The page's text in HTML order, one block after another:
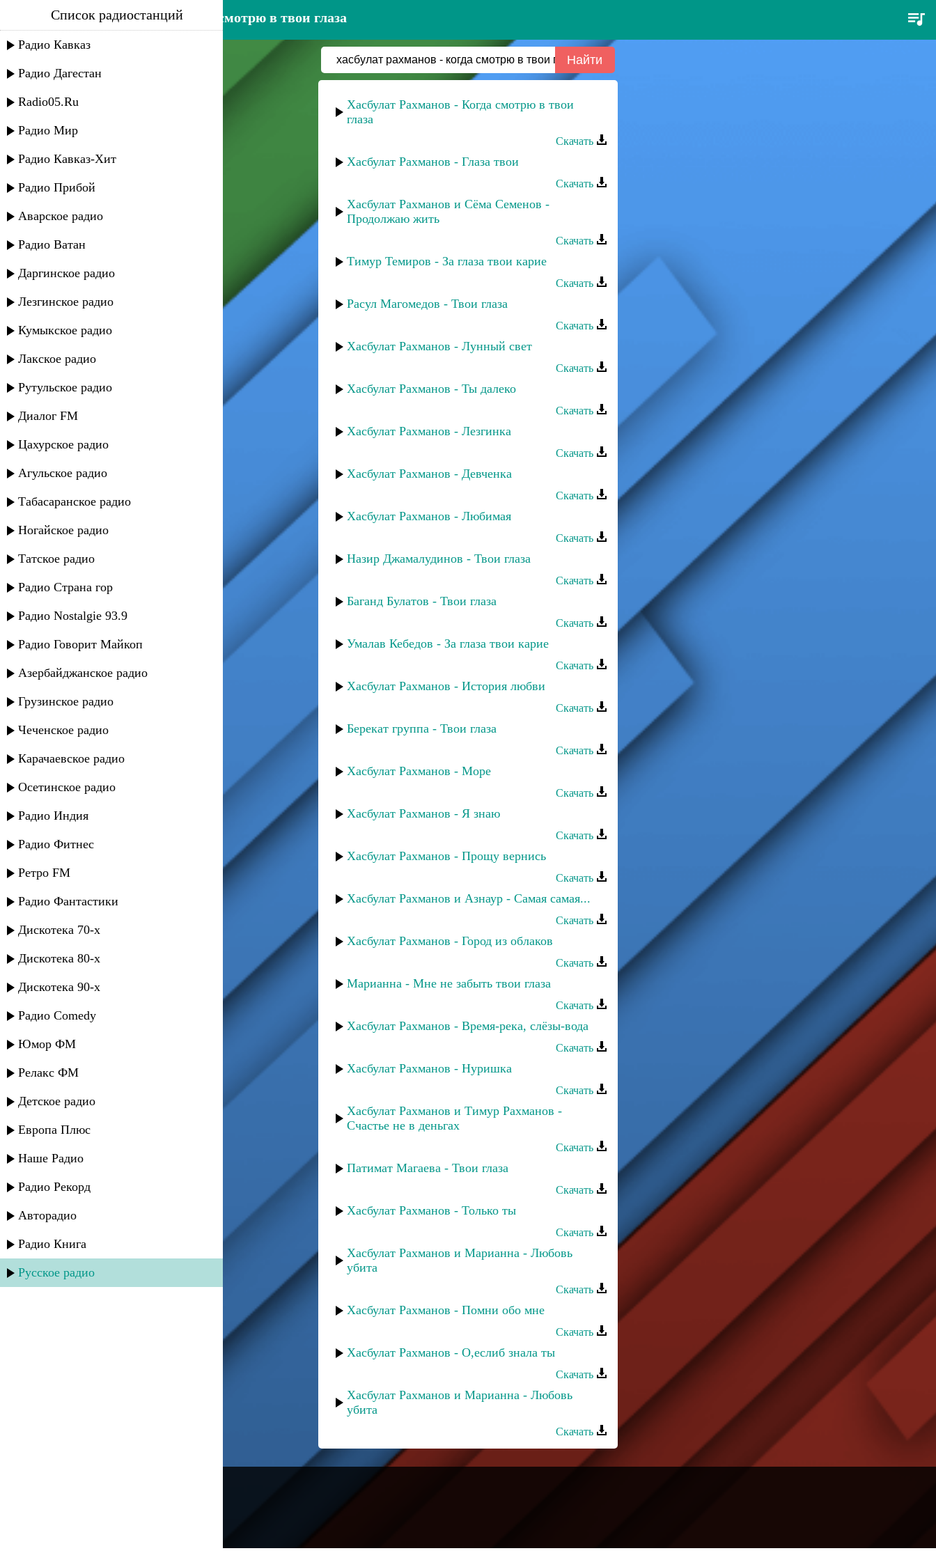
хасбулат рахманов - когда смотрю в твои глаза
Список радиостанций
Радио Кавказ
Радио Дагестан
Radio05.Ru
Радио Мир
Радио Кавказ-Хит
Радио Прибой
Аварское радио
Радио Ватан
Даргинское радио
Лезгинское радио
Кумыкское радио
Лакское радио
Рутульское радио
Диалог FM
Цахурское радио
Агульское радио
Табасаранское радио
Ногайское радио
Татское радио
Радио Страна гор
Радио Nostalgie 93.9
Радио Говорит Майкоп
Азербайджанское радио
Грузинское радио
Чеченское радио
Карачаевское радио
Осетинское радио
Радио Индия
Радио Фитнес
Ретро FM
Радио Фантастики
Дискотека 70-х
Дискотека 80-х
Дискотека 90-х
Радио Comedy
Юмор ФМ
Релакс ФМ
Детское радио
Европа Плюс
Наше Радио
Радио Рекорд
Авторадио
Радио Книга
Русское радио
Хасбулат Рахманов - Когда смотрю в твои
глаза
Скачать
Хасбулат Рахманов - Глаза твои
Скачать
Хасбулат Рахманов и Сёма Семенов -
Продолжаю жить
Скачать
Тимур Темиров - За глаза твои карие
Скачать
Расул Магомедов - Твои глаза
Скачать
Хасбулат Рахманов - Лунный свет
Скачать
Хасбулат Рахманов - Ты далеко
Скачать
Хасбулат Рахманов - Лезгинка
Скачать
Хасбулат Рахманов - Девченка
Скачать
Хасбулат Рахманов - Любимая
Скачать
Назир Джамалудинов - Твои глаза
Скачать
Баганд Булатов - Твои глаза
Скачать
Умалав Кебедов - За глаза твои карие
Скачать
Хасбулат Рахманов - История любви
Скачать
Берекат группа - Твои глаза
Скачать
Хасбулат Рахманов - Море
Скачать
Хасбулат Рахманов - Я знаю
Скачать
Хасбулат Рахманов - Прощу вернись
Скачать
Хасбулат Рахманов и Азнаур - Самая самая...
Скачать
Хасбулат Рахманов - Город из облаков
Скачать
Марианна - Мне не забыть твои глаза
Скачать
Хасбулат Рахманов - Время-река, слёзы-вода
Скачать
Хасбулат Рахманов - Нуришка
Скачать
Хасбулат Рахманов и Тимур Рахманов -
Счастье не в деньгах
Скачать
Патимат Магаева - Твои глаза
Скачать
Хасбулат Рахманов - Только ты
Скачать
Хасбулат Рахманов и Марианна - Любовь
убита
Скачать
Хасбулат Рахманов - Помни обо мне
Скачать
Хасбулат Рахманов - О,еслиб знала ты
Скачать
Хасбулат Рахманов и Марианна - Любовь
убита
Скачать